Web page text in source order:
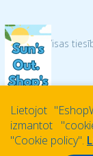
© 2026 Visas
Lietojot
izmantot
''Cookie policy''.